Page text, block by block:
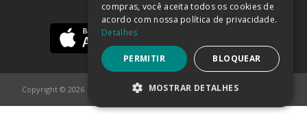
BAIXE NOSSO APP
Copyright © 2026
compras, você aceita todos os cookies de
acordo com nossa política de privacidade.
Detalhes
PERMITIR BLOQUEAR
MOSTRAR DETALHES
ESTRITAMENTE NECESSÁRIOS